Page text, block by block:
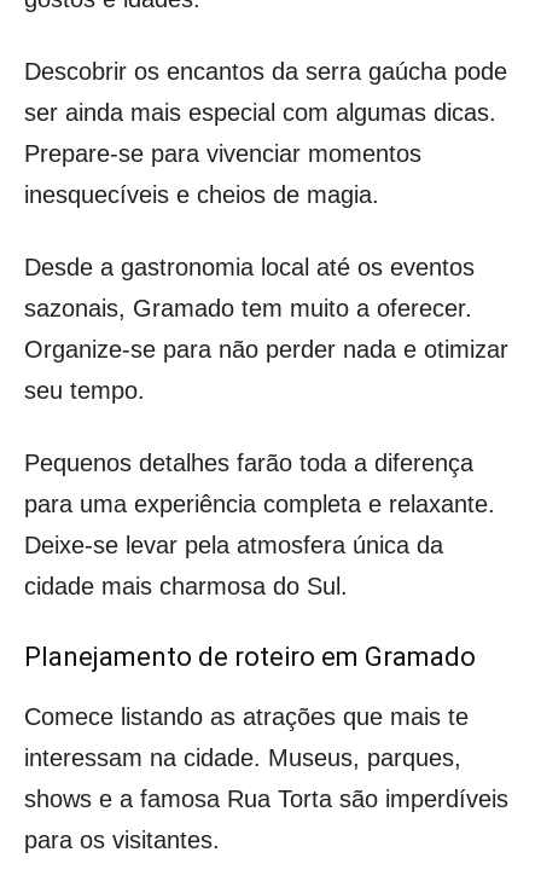
Descobrir os encantos da serra gaúcha pode
ser ainda mais especial com algumas dicas.
Prepare-se para vivenciar momentos
inesquecíveis e cheios de magia.
Desde a gastronomia local até os eventos
sazonais, Gramado tem muito a oferecer.
Organize-se para não perder nada e otimizar
seu tempo.
Pequenos detalhes farão toda a diferença
para uma experiência completa e relaxante.
Deixe-se levar pela atmosfera única da
cidade mais charmosa do Sul.
Planejamento de roteiro em Gramado
Comece listando as atrações que mais te
interessam na cidade. Museus, parques,
shows e a famosa Rua Torta são imperdíveis
para os visitantes.